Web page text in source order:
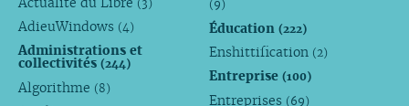
(3)
AdieuWindows (4)
Administrations et
collectivités (244)
Algorithme (8)
(9)
Éducation(222)
Enshittification (2)
Entreprise(100)
Entreprises (69)